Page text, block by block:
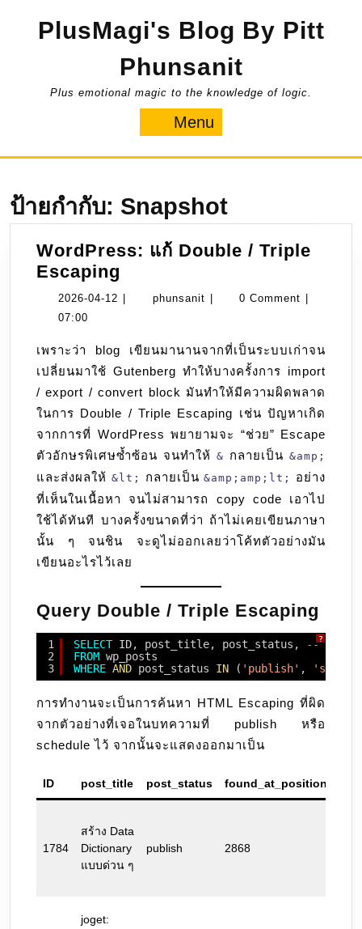
PlusMagi's Blog By Pitt
Phunsanit
Plus emotional magic to the knowledge of logic.
Menu
ป้ายกำกับ: Snapshot
WordPress: แก้ Double / Triple
Escaping
แก้
Triple
Escaping
2026-04-12 2026- phunsanit phunsanit0 Comment
07:00
เพราะว่า blog เขียนมานานจากที่เป็นระบบเก่าจน
เปลี่ยนมาใช้ Gutenberg ทำให้บางครั้งการ import
/ export / convert block มันทำให้มีความผิดพลาด
ในการ Double / Triple Escaping เช่น ปัญหาเกิด
จากการที่ WordPress พยายามจะ “ช่วย” Escape
ตัวอักษรพิเศษซ้ำซ้อน จนทำให้ & กลายเป็น &amp;
และส่งผลให้ &lt; กลายเป็น&amp;amp;lt;
อย่าง
ที่เห็นในเนื้อหา จนไม่สามารถ copy code เอาไป
ใช้ได้ทันที บางครั้งขนาดที่ว่า ถ้าไม่เคยเขียนภาษา
นั้น ๆ จนชิน จะดูไม่ออกเลยว่าโค้ทตัวอย่างมัน
เขียนอะไรไว้เลย
Query Double / Triple Escaping
?
1
2
3
SELECT ID, post_title, post_status,
-- ระบุตำ
FROM wp_posts
WHERE AND post_status IN ( 'publish' ,
การทำงานจะเป็นการค้นหา HTML Escaping ที่ผิด
จากตัวอย่างที่เจอในบทความที่ publish หรือ
schedule ไว้ จากนั้นจะแสดงออกมาเป็น
ID post_title post_status found_at_position
1784
สร้าง Data
Dictionary
แบบด่วน ๆ
publish 2868
joget: